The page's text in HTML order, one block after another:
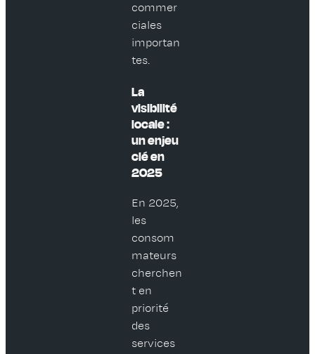
commer
ciales
importan
tes.
La
visibilité
locale :
un enjeu
clé en
2025
En 2025,
les
consom
mateurs
cherchen
t en
priorité
des
services